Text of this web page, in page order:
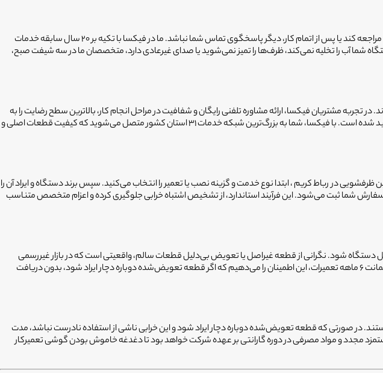
خرابی ناگهانی ظرفشویی و انباشته شدن ظروف، نظم خانه را به هم می‌زند؛ اما نگرانی بزرگ‌تر زمانی است که تعمیرکار با تأخیر زیاد مراجعه کند یا پس از اتمام کار، دیگر پاسخگوی تماس شما نباشد. ما در فیکسا با تکیه بر ۲۰ سال سابقه خدمات
شما آب را تخلیه نمی‌کند، ظرف‌ها را تمیز نمی‌شوید یا صدای غیرعادی دارد، متخصصان ما در سه شیفت صبح،
تجربه مشتریان فیکسا، ارائه مشاوره تلفنی رایگان و شفافیت در مراحل انجام کار، بالاترین سطح رضایت را به
همراه داشته است. تمام متخصصین ما دوره‌های آموزش تخصصی حضوری را گذرانده‌اند و محل سکونت و حساب بانکی آن‌ها تایید شده است. با فیکسا، شما به بزرگ‌ترین شبکه خدمات ۳۱ استان کشور متصل می‌شوید که کیفیت قطعات اصلی و
ظرفشویی دررباط کریم، ابتدا نوع خدمت و گزینه نصب یا تعمیر را انتخاب می‌کنید. سپس برند دستگاه و ایراد آن را
شما ثبت می‌شود. این فرآیند استاندارد، از تشخیص اشتباه خرابی جلوگیری کرده و اعزام متخصص متناسب
شود. نگرانی از قطعه غیراصل یا تعویض بی‌دلیل قطعات سالم، واقعیتی است که در بازار غیررسمی
وجود دارد. تکنسین‌های فیکسا موظف به ارائه آموزش بعد از نصب و تعمیر هستند تا از بروز مجدد مشکل جلوگیری شود. ما با ضمانت ۶ ماهه تعمیرات، این اطمینان را می‌دهیم که اگر قطعه تعویض‌شده دوباره دچار ایراد شود، بدون دریافت
مرز میان فیکسا و دیگران است. تمام خدمات تعمیر ارائه‌شده دارای ۶ ماه ضمانت کیفیت هستند. در صورتی که قطعه تعویض‌شده دوباره دچار ایراد شود و این خرابی ناشی از استفاده نادرست نباشد، مدت
مجدد و مواد مصرفی در دوره گارانتی بر عهده شرکت خواهد بود تا دغدغه خاموش بودن گوشی تعمیرکار